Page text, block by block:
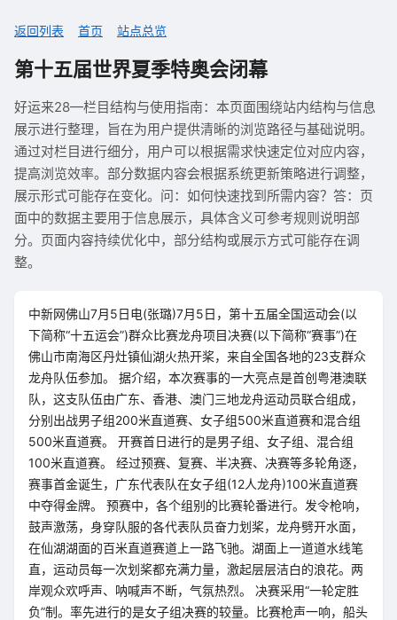
返回列表 首页 站点总览
第十五届世界夏季特奥会闭幕
好运来28—栏目结构与使用指南：本页面围绕站内结构与信息
展示进行整理，旨在为用户提供清晰的浏览路径与基础说明。
通过对栏目进行细分，用户可以根据需求快速定位对应内容，
提高浏览效率。部分数据内容会根据系统更新策略进行调整，
展示形式可能存在变化。问：如何快速找到所需内容？答：页
面中的数据主要用于信息展示，具体含义可参考规则说明部
分。页面内容持续优化中，部分结构或展示方式可能存在调
整。
中新网佛山7月5日电(张璐)7月5日，第十五届全国运动会(以
下简称“十五运会”)群众比赛龙舟项目决赛(以下简称“赛事”)在
佛山市南海区丹灶镇仙湖火热开桨，来自全国各地的23支群众
龙舟队伍参加。 据介绍，本次赛事的一大亮点是首创粤港澳联
队，这支队伍由广东、香港、澳门三地龙舟运动员联合组成，
分别出战男子组200米直道赛、女子组500米直道赛和混合组
500米直道赛。 开赛首日进行的是男子组、女子组、混合组
100米直道赛。 经过预赛、复赛、半决赛、决赛等多轮角逐，
赛事首金诞生，广东代表队在女子组(12人龙舟)100米直道赛
中夺得金牌。 预赛中，各个组别的比赛轮番进行。发令枪响，
鼓声激荡，身穿队服的各代表队员奋力划桨，龙舟劈开水面，
在仙湖湖面的百米直道赛道上一路飞驰。湖面上一道道水线笔
直，运动员每一次划桨都充满力量，激起层层洁白的浪花。两
岸观众欢呼声、呐喊声不断，气氛热烈。 决赛采用“一轮定胜
负”制。率先进行的是女子组决赛的较量。比赛枪声一响，船头